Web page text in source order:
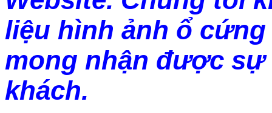
liệu hình ảnh ổ
mong nhận được
khách.